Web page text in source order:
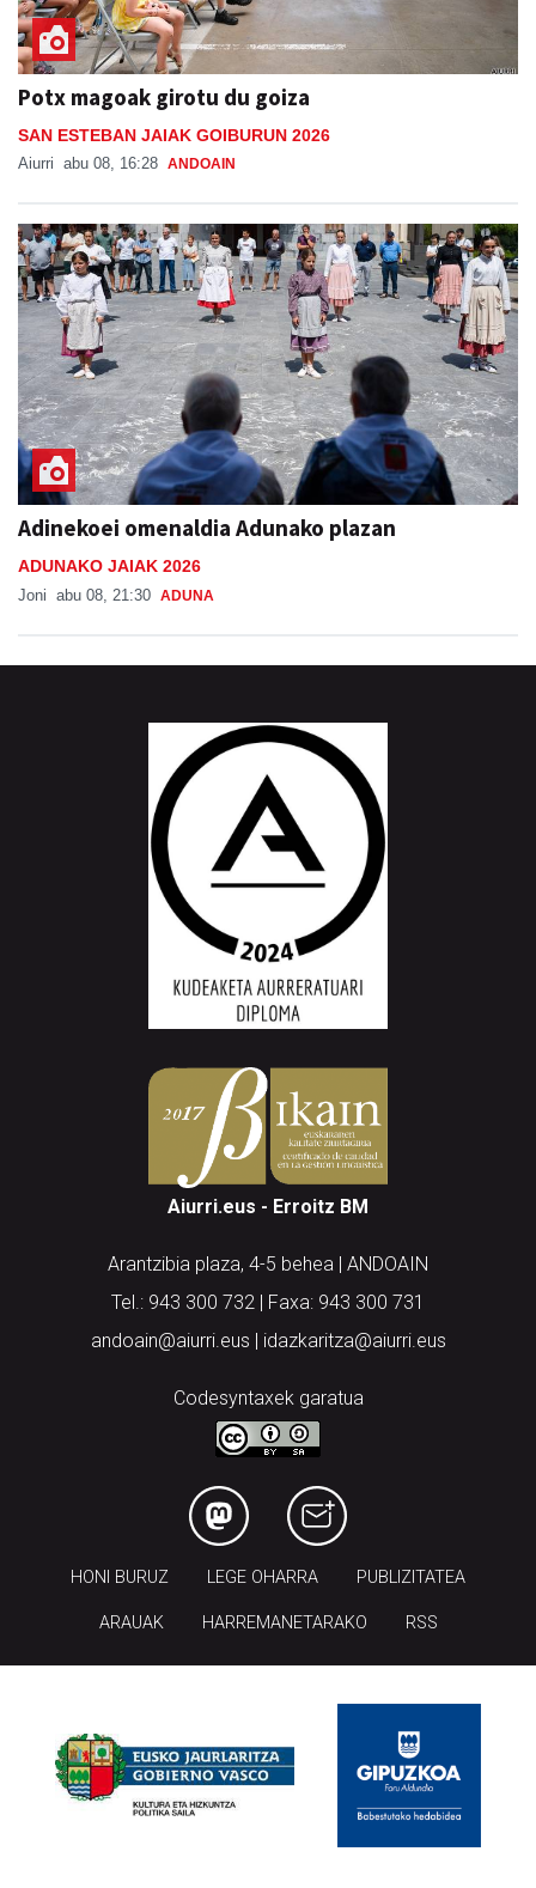
Potx magoak girotu du goiza
SAN ESTEBAN JAIAK GOIBURUN 2026
Aiurri abu 08, 16:28 ANDOAIN
Adinekoei omenaldia Adunako plazan
ADUNAKO JAIAK 2026
Joni abu 08, 21:30 ADUNA
Aiurri.eus - Erroitz BM
Arantzibia plaza, 4-5 behea | ANDOAIN
Tel.: 943 300 732 | Faxa: 943 300 731
andoain@aiurri.eus | idazkaritza@aiurri.eus
Codesyntaxek garatua
HONI BURUZ LEGE OHARRA PUBLIZITATEA
ARAUAK HARREMANETARAKO RSS